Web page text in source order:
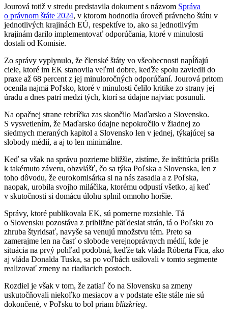
Jourová totiž v stredu predstavila dokument s názvom Správa
o právnom štáte 2024, v ktorom hodnotila úroveň právneho štátu v
jednotlivých krajinách EÚ, respektíve to, ako sa jednotlivým
krajinám darilo implementovať odporúčania, ktoré v minulosti
dostali od Komisie.
Zo správy vyplynulo, že členské štáty vo všeobecnosti napĺňajú
ciele, ktoré im EK stanovila veľmi dobre, keďže spolu zaviedli do
praxe až 68 percent z jej minuloročných odporúčaní. Jourová pritom
ocenila najmä Poľsko, ktoré v minulosti čelilo kritike zo strany jej
úradu a dnes patrí medzi tých, ktorí sa údajne najviac posunuli.
Na opačnej strane rebríčka zas skončilo Maďarsko a Slovensko.
S vysvetlením, že Maďarsko údajne nepokročilo v žiadnej zo
siedmych meraných kapitol a Slovensko len v jednej, týkajúcej sa
slobody médií, a aj to len minimálne.
Keď sa však na správu pozrieme bližšie, zistíme, že inštitúcia prišla
k takémuto záveru, obzvlášť, čo sa týka Poľska a Slovenska, len z
toho dôvodu, že eurokomisárka si na nás zasadla a z Poľska,
naopak, urobila svojho miláčika, ktorému odpustí všetko, aj keď
v skutočnosti si domácu úlohu splnil omnoho horšie.
Správy, ktoré publikovala EK, sú pomerne rozsiahle. Tá
o Slovensku pozostáva z približne päťdesiat strán, tá o Poľsku zo
zhruba štyridsať, navyše sa venujú množstvu tém. Preto sa
zamerajme len na časť o slobode verejnoprávnych médií, kde je
situácia na prvý pohľad podobná, keďže tak vláda Róberta Fica, ako
aj vláda Donalda Tuska, sa po voľbách usilovali v tomto segmente
realizovať zmeny na riadiacich postoch.
Rozdiel je však v tom, že zatiaľ čo na Slovensku sa zmeny
uskutočňovali niekoľko mesiacov a v podstate ešte stále nie sú
dokončené, v Poľsku to bol priam blitzkrieg.